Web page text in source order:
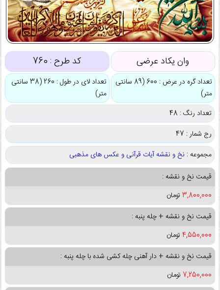
وان یکاد عرضی کد طرح : 760
تعداد گره در عرض : 600 (89 سانتی
متر)
تعداد لای در طول : 260 (38 سانتی
متر)
تعداد رنگ : 48
رج شمار : 47
مجموعه : نخ و نقشه آیات قرآنی و عکس های مذهبی
قیمت نخ و نقشه :
3,800,000 تومان
قیمت نخ و نقشه + چله پنبه :
4,550,000 تومان
قیمت نخ و نقشه + دار آهنی چله کشی شده با چله پنبه :
7,250,000 تومان